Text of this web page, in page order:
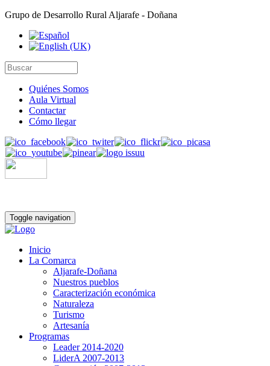
Grupo de Desarrollo Rural Aljarafe - Doñana
Quiénes Somos
Aula Virtual
Contactar
Cómo llegar
Toggle navigation
Inicio
La Comarca
Aljarafe-Doñana
Nuestros pueblos
Caracterización económica
Naturaleza
Turismo
Artesanía
Programas
Leader 2014-2020
LiderA 2007-2013